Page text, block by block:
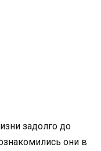
задолго до
они в